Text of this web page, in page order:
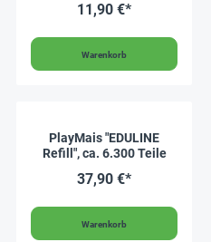
11,90 €*
Warenkorb
PlayMais "EDULINE
Refill", ca. 6.300 Teile
37,90 €*
Warenkorb